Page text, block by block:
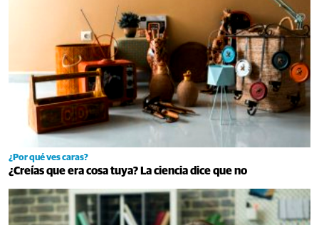
¿Por qué ves caras?
¿Creías que era cosa tuya? La ciencia dice que no